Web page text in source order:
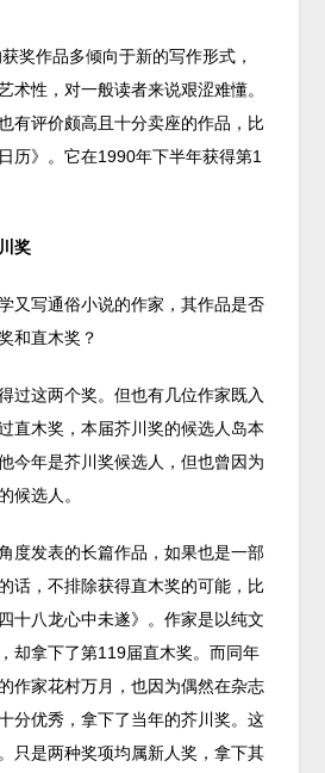
奖作品多倾向于新的写作形式，
术性，对一般读者来说艰涩难懂。
有评价颇高且十分卖座的作品，比
历》。它在1990年下半年获得第1
奖
又写通俗小说的作家，其作品是否
和直木奖？
过这两个奖。但也有几位作家既入
直木奖，本届芥川奖的候选人岛本
今年是芥川奖候选人，但也曾因为
候选人。
度发表的长篇作品，如果也是一部
话，不排除获得直木奖的可能，比
十八龙心中未遂》。作家是以纯文
却拿下了第119届直木奖。而同年
作家花村万月，也因为偶然在杂志
分优秀，拿下了当年的芥川奖。这
只是两种奖项均属新人奖，拿下其